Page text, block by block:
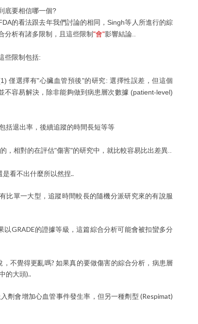
底要相信哪一個?
的看法跟去年我們討論的相同，Singh等人所進行的綜
分析有諸多限制，且這些限制"會"影響結論..
些限制包括:
僅選擇有"心臟血管預後"的研究: 選擇性誤差，但這個
不容易解決，除非能夠做到病患層次數據 (patient-level)
括退出率，後續追蹤的時間長短等等
相對的在評估"傷害"的研究中，就比較容易比出差異..
看不出什麼所以然捏..
比單一大型，追蹤時間較長的隨機分派研究來的有說服
以GRADE的證據等級，這篇綜合分析可能會被扣蠻多分
不覺得更亂嗎? 如果真的要做傷害的綜合分析， 病患層
的大頭)..
劑會增加心血管事件發生率，但另一種劑型 (Respimat)